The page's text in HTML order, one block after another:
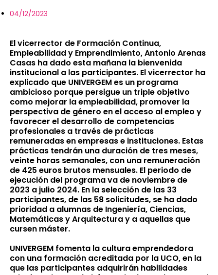
04/12/2023
El vicerrector de Formación Continua,
Empleabilidad y Emprendimiento, Antonio Arenas
Casas ha dado esta mañana la bienvenida
institucional a las participantes. El vicerrector ha
explicado que UNIVERGEM es un programa
ambicioso porque persigue un triple objetivo
como mejorar la empleabilidad, promover la
perspectiva de género en el acceso al empleo y
favorecer el desarrollo de competencias
profesionales a través de prácticas
remuneradas en empresas e instituciones. Estas
prácticas tendrán una duración de tres meses,
veinte horas semanales, con una remuneración
de 425 euros brutos mensuales. El periodo de
ejecución del programa va de noviembre de
2023 a julio 2024. En la selección de las 33
participantes, de las 58 solicitudes, se ha dado
prioridad a alumnas de Ingeniería, Ciencias,
Matemáticas y Arquitectura y a aquellas que
cursen máster.
UNIVERGEM fomenta la cultura emprendedora
con una formación acreditada por la UCO, en la
que las participantes adquirirán habilidades